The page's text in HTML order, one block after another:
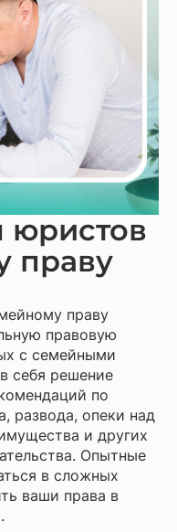
юристов
праву
праву
правовую
с семейными
себя решение
по
развода, опеки над
и других
Опытные
в сложных
ваши права в